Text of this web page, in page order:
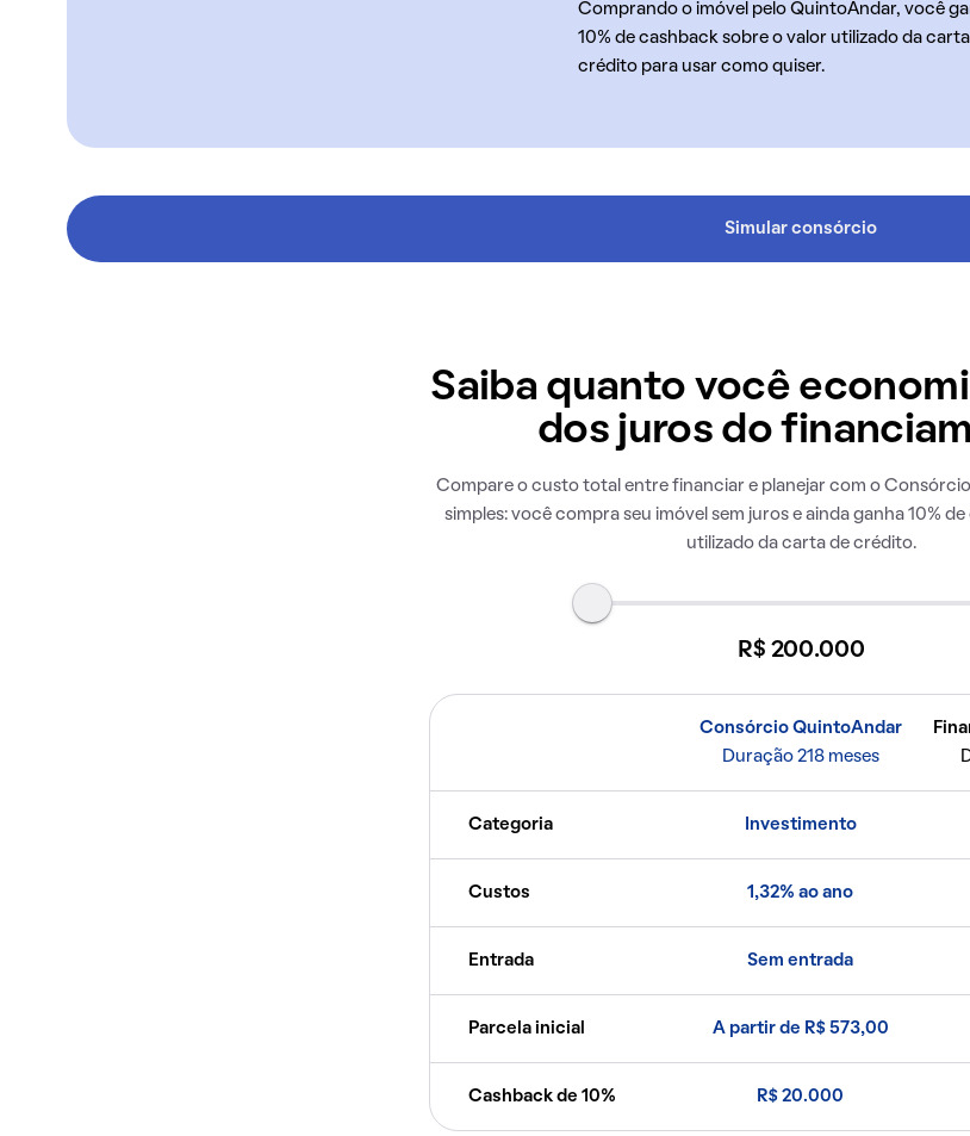
Comprando o imóvel pelo QuintoAndar, você
10% de cashback sobre o valor utilizado da
crédito para usar como quiser.
Simular consórcio
Saiba quanto você
dos juros do
Compare o custo total entre financiar e planejar com o
simples: você compra seu imóvel sem juros e ainda ganha 10%
utilizado da carta de crédito.
R$ 200.000
Consórcio QuintoAndar
Duração 218 meses
Categoria Investimento
Custos 1,32% ao ano
Entrada Sem entrada
Parcela inicial A partir de R$ 573,00
Cashback de 10% R$ 20.000